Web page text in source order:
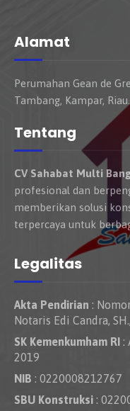
Alamat
Perumahan Gean de
Tambang, Kampar, Riau.
Tentang
CV Sahabat Multi
profesional dan
memberikan solusi
terpercaya untuk
Legalitas
Akta Pendirian :
Notaris Edi Candra,
SK Kemenkumham RI :
2019
NIB : 0220008212767
SBU Konstruksi :